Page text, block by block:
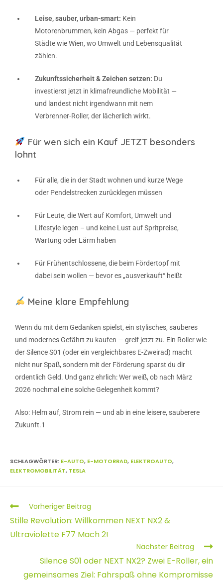
Leise, sauber, urban-smart: Kein
Motorenbrummen, kein Abgas — perfekt für
Städte wie Wien, wo Umwelt und Lebensqualität
zählen.
Zukunftssicherheit & Zeichen setzen: Du
investierst jetzt in klimafreundliche Mobilität —
und landest nicht irgendwann mit nem
Verbrenner-Roller, der lächerlich wirkt.
Für wen sich ein Kauf JETZT besonders
lohnt
Für alle, die in der Stadt wohnen und kurze Wege
oder Pendelstrecken zurücklegen müssen
Für Leute, die Wert auf Komfort, Umwelt und
Lifestyle legen – und keine Lust auf Spritpreise,
Wartung oder Lärm haben
Für Frühentschlossene, die beim Fördertopf mit
dabei sein wollen — bevor es „ausverkauft“ heißt
Meine klare Empfehlung
Wenn du mit dem Gedanken spielst, ein stylisches, sauberes
und modernes Gefährt zu kaufen — greif jetzt zu. Ein Roller wie
der Silence S01 (oder ein vergleichbares E-Zweirad) macht
nicht nur Spaß, sondern mit der Förderung sparst du dir
ordentlich Geld. Und ganz ehrlich: Wer weiß, ob nach März
2026 nochmal eine solche Gelegenheit kommt?
Also: Helm auf, Strom rein — und ab in eine leisere, sauberere
Zukunft.1
SCHLAGWÖRTER: E-AUTO, E-MOTORRAD, ELEKTROAUTO,
ELEKTROMOBILITÄT, TESLA
Vorheriger Beitrag
Stille Revolution: Willkommen NEXT NX2 &
Ultraviolette F77 Mach 2!
Nächster Beitrag
Silence S01 oder NEXT NX2? Zwei E-Roller, ein
gemeinsames Ziel: Fahrspaß ohne Kompromisse